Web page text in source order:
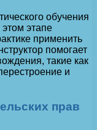
обучения
этапе
применить
помогает
такие как
и
прав